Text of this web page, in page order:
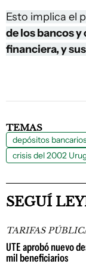
Esto implica el
de los bancos
financiera, y
TEMAS
depósitos
crisis del 2002
SEGUÍ
TARIFAS
UTE aprobó nuevo
mil beneficiarios